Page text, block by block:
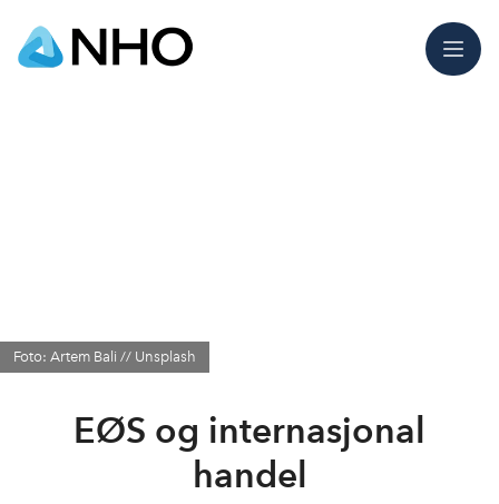
Meny
Foto: Artem Bali // Unsplash
EØS og internasjonal
handel